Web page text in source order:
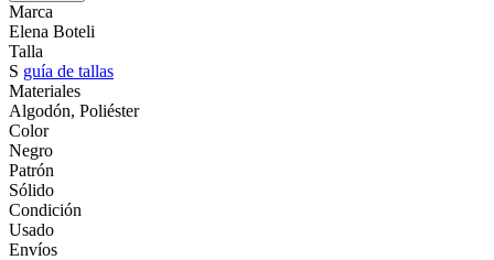
Marca
Elena Boteli
Talla
S guía de tallas
Materiales
Algodón, Poliéster
Color
Negro
Patrón
Sólido
Condición
Usado
Envíos